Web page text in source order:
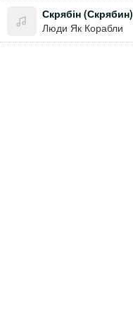
Скрябін (Скрябин)
Люди Як Корабли